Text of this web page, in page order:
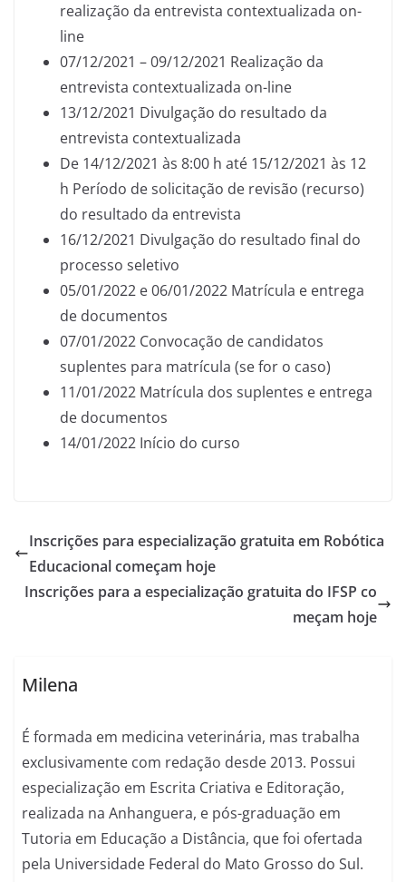
realização da entrevista contextualizada on-
line
07/12/2021 – 09/12/2021 Realização da
entrevista contextualizada on-line
13/12/2021 Divulgação do resultado da
entrevista contextualizada
De 14/12/2021 às 8:00 h até 15/12/2021 às 12
h Período de solicitação de revisão (recurso)
do resultado da entrevista
16/12/2021 Divulgação do resultado final do
processo seletivo
05/01/2022 e 06/01/2022 Matrícula e entrega
de documentos
07/01/2022 Convocação de candidatos
suplentes para matrícula (se for o caso)
11/01/2022 Matrícula dos suplentes e entrega
de documentos
14/01/2022 Início do curso
Inscrições para especialização gratuita em Robótica
Educacional começam hoje
Inscrições para a especialização gratuita do IFSP co
meçam hoje
Milena
É formada em medicina veterinária, mas trabalha
exclusivamente com redação desde 2013. Possui
especialização em Escrita Criativa e Editoração,
realizada na Anhanguera, e pós-graduação em
Tutoria em Educação a Distância, que foi ofertada
pela Universidade Federal do Mato Grosso do Sul.